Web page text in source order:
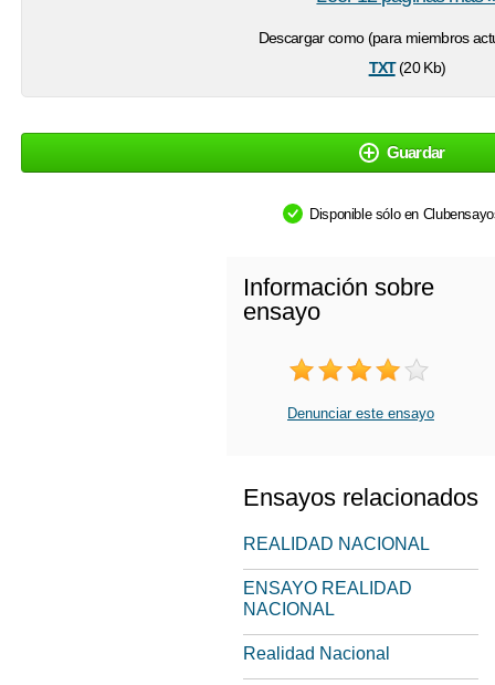
Descargar como (para miembros
txt(20 Kb)
Guardar
Disponible sólo en
Información sobre
ensayo
Denunciar este ensayo
Ensayos relacionados
REALIDAD NACIONAL
ENSAYO REALIDAD
NACIONAL
Realidad Nacional